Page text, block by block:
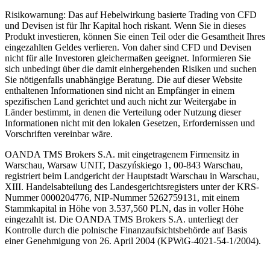
Risikowarnung: Das auf Hebelwirkung basierte Trading von CFD
und Devisen ist für Ihr Kapital hoch riskant. Wenn Sie in dieses
Produkt investieren, können Sie einen Teil oder die Gesamtheit Ihres
eingezahlten Geldes verlieren. Von daher sind CFD und Devisen
nicht für alle Investoren gleichermaßen geeignet. Informieren Sie
sich unbedingt über die damit einhergehenden Risiken und suchen
Sie nötigenfalls unabhängige Beratung. Die auf dieser Website
enthaltenen Informationen sind nicht an Empfänger in einem
spezifischen Land gerichtet und auch nicht zur Weitergabe in
Länder bestimmt, in denen die Verteilung oder Nutzung dieser
Informationen nicht mit den lokalen Gesetzen, Erfordernissen und
Vorschriften vereinbar wäre.
OANDA TMS Brokers S.A. mit eingetragenem Firmensitz in
Warschau, Warsaw UNIT, Daszyńskiego 1, 00-843 Warschau,
registriert beim Landgericht der Hauptstadt Warschau in Warschau,
XIII. Handelsabteilung des Landesgerichtsregisters unter der KRS-
Nummer 0000204776, NIP-Nummer 5262759131, mit einem
Stammkapital in Höhe von 3.537,560 PLN, das in voller Höhe
eingezahlt ist. Die OANDA TMS Brokers S.A. unterliegt der
Kontrolle durch die polnische Finanzaufsichtsbehörde auf Basis
einer Genehmigung von 26. April 2004 (KPWiG-4021-54-1/2004).